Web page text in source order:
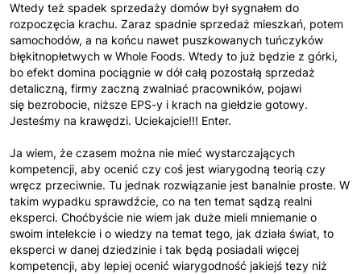
Wtedy też spadek sprzedaży domów był sygnałem do
rozpoczęcia krachu. Zaraz spadnie sprzedaż mieszkań, potem
samochodów, a na końcu nawet puszkowanych tuńczyków
błękitnopłetwych w Whole Foods. Wtedy to już będzie z górki,
bo efekt domina pociągnie w dół całą pozostałą sprzedaż
detaliczną, firmy zaczną zwalniać pracowników, pojawi
się bezrobocie, niższe EPS-y i krach na giełdzie gotowy.
Jesteśmy na krawędzi. Uciekajcie!!! Enter.
Ja wiem, że czasem można nie mieć wystarczających
kompetencji, aby ocenić czy coś jest wiarygodną teorią czy
wręcz przeciwnie. Tu jednak rozwiązanie jest banalnie proste. W
takim wypadku sprawdźcie, co na ten temat sądzą realni
eksperci. Choćbyście nie wiem jak duże mieli mniemanie o
swoim intelekcie i o wiedzy na temat tego, jak działa świat, to
eksperci w danej dziedzinie i tak będą posiadali więcej
kompetencji, aby lepiej ocenić wiarygodność jakiejś tezy niż